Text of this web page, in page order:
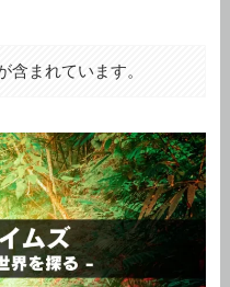
含まれています。